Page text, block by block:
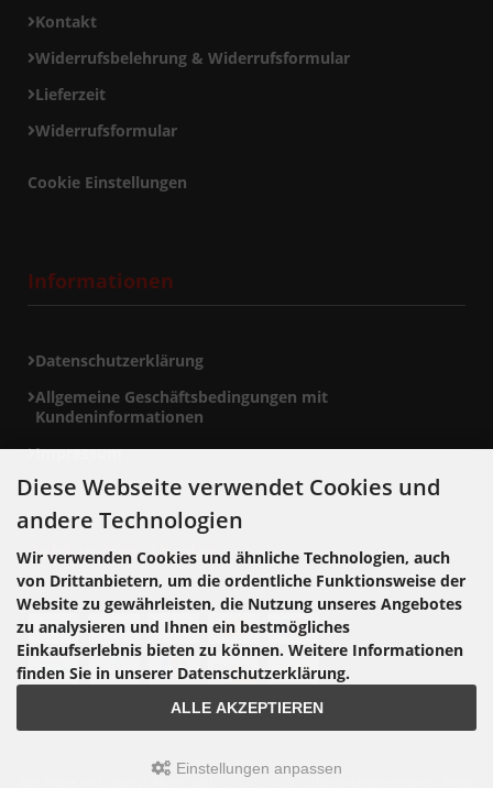
Kontakt
Widerrufsbelehrung & Widerrufsformular
Lieferzeit
Widerrufsformular
Cookie Einstellungen
Informationen
Datenschutzerklärung
Allgemeine Geschäftsbedingungen mit
Kundeninformationen
Impressum
Zahlungsmethoden
Versandkosten
Diese Webseite verwendet Cookies und
andere Technologien
Wir verwenden Cookies und ähnliche Technologien, auch
von Drittanbietern, um die ordentliche Funktionsweise der
Website zu gewährleisten, die Nutzung unseres Angebotes
zu analysieren und Ihnen ein bestmögliches
Einkaufserlebnis bieten zu können. Weitere Informationen
finden Sie in unserer Datenschutzerklärung.
ALLE AKZEPTIEREN
Einstellungen anpassen